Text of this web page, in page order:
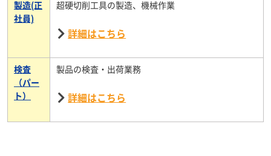
製造(正
社員)
超硬切削工具の製造、機械作業
詳細はこちら
検査
（パー
ト）
製品の検査・出荷業務
詳細はこちら